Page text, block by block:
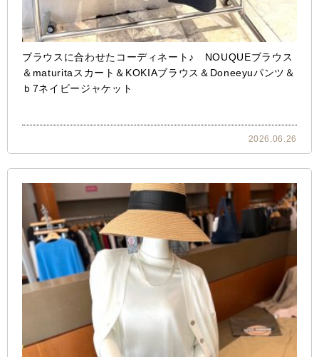
ブラウスに合わせたコーディネート♪ NOUQUEブラウス
＆maturitaスカート＆KOKIAブラウス＆Doneeyuパンツ＆
ｂ7ネイビージャケット
2026.06.26